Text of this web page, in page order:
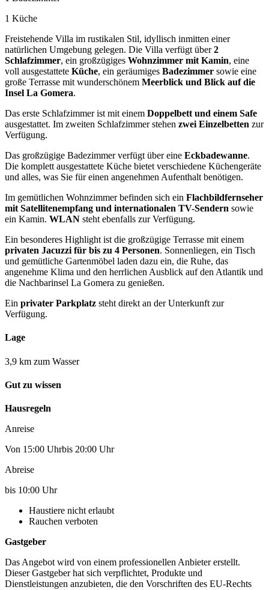
1 Küche
Freistehende Villa im rustikalen Stil, idyllisch inmitten einer
natürlichen Umgebung gelegen. Die Villa verfügt über2
Schlafzimmer, ein großzügiges Wohnzimmer mit Kamin, eine
voll ausgestattete Küche, ein geräumiges Badezimmer sowie eine
große Terrasse mit wunderschönem Meerblick und Blick auf die
Insel La Gomera.
Das erste Schlafzimmer ist mit einem Doppelbett und einem Safe
ausgestattet. Im zweiten Schlafzimmer stehen zwei Einzelbetten zur
Verfügung.
Das großzügige Badezimmer verfügt über eine Eckbadewanne.
Die komplett ausgestattete Küche bietet verschiedene Küchengeräte
und alles, was Sie für einen angenehmen Aufenthalt benötigen.
Im gemütlichen Wohnzimmer befinden sich ein Flachbildfernseher
mit Satellitenempfang und internationalen TV-Sendern sowie
ein Kamin. WLAN steht ebenfalls zur Verfügung.
Ein besonderes Highlight ist die großzügige Terrasse mit einem
privaten Jacuzzi für bis zu 4 Personen. Sonnenliegen, ein Tisch
und gemütliche Gartenmöbel laden dazu ein, die Ruhe, das
angenehme Klima und den herrlichen Ausblick auf den Atlantik und
die Nachbarinsel La Gomera zu genießen.
Ein privater Parkplatz steht direkt an der Unterkunft zur
Verfügung.
Lage
3,9 km zum Wasser
Gut zu wissen
Hausregeln
Anreise
Von 15:00 Uhrbis 20:00 Uhr
Abreise
bis 10:00 Uhr
Haustiere nicht erlaubt
Rauchen verboten
Gastgeber
Das Angebot wird von einem professionellen Anbieter erstellt.
Dieser Gastgeber hat sich verpflichtet, Produkte und
Dienstleistungen anzubieten, die den Vorschriften des EU-Rechts